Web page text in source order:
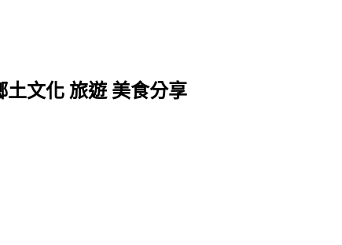
土文化 旅遊 美食分享